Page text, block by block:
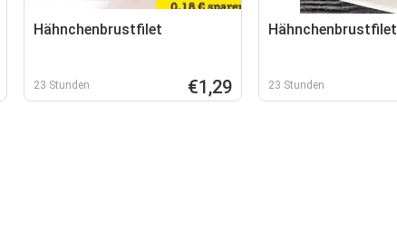
Hähnchenbrustfilet
23 Stunden €1,29
Hähnchenbrustfilet
23 Stunden